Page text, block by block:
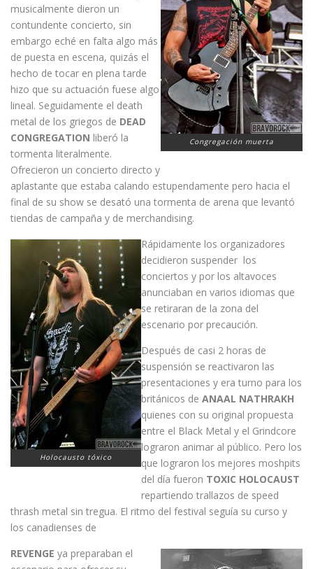
Congregación muerta
musicalmente dieron un
contundente concierto, sin
embargo eché en falta algo más
de puesta en escena, quizás el
hecho de tocar en plena tarde
hizo que su actuación fuese algo
lineal. Seguidamente el death
metal de los griegos de DEAD
CONGREGATION liberó la
tormenta literalmente.
Ofrecieron un concierto directo y
aplastante que estaba calando estupendamente pero hacia el
final de su show se desató una tormenta de arena que levantó
tiendas de campaña y de merchandising.
Holocausto tóxico
Rápidamente los organizadores
decidieron suspender los
conciertos y por los altavoces
anunciaban en varios idiomas que
se retiraran de la zona del
escenario por precaución.
Después de casi 2 horas de
suspensión se reactivaron las
presentaciones y era turno para los
británicos de ANAAL NATHRAKH
quienes con su original propuesta
entre el Black Metal y el Grindcore
lograron animar al público. Pero los
que lograron los mejores moshpits
del día fueron TOXIC HOLOCAUST
repartiendo trallazos de speed
thrash metal sin tregua. El ritmo del festival seguía su curso y
los canadienses de
REVENGE ya preparaban el